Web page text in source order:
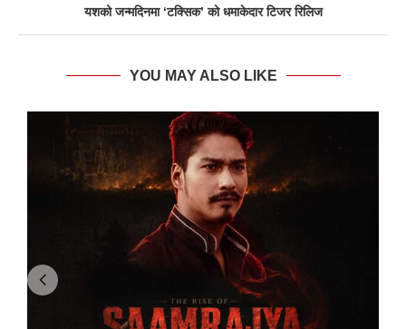
यशको जन्मदिनमा ‘टक्सिक’ को धमाकेदार टिजर रिलिज
YOU MAY ALSO LIKE